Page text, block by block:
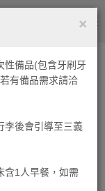
三義館
×
性備品(包含牙刷牙
有備品需求請洽
李後會引導至三義
含1人早餐，如需